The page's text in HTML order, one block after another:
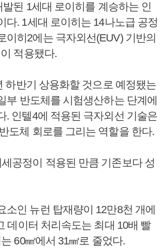
된 1세대 로이히를 계승하는 인
다. 1세대 로이히는 14나노급 공정
이히2에는 극자외선(EUV) 기반의
적용됐다.
하반기 상용화할 것으로 예정됐는
부 반도체를 시험생산하는 단계에
. 인텔4에 적용된 극자외선 기술은
도체 회로를 그리는 역할을 한다.
공정이 적용된 만큼 기존보다 성
소인 뉴런 탑재량이 12만8천 개에
데이터 처리속도는 최대 10배 빨
60㎟에서 31㎟로 줄었다.